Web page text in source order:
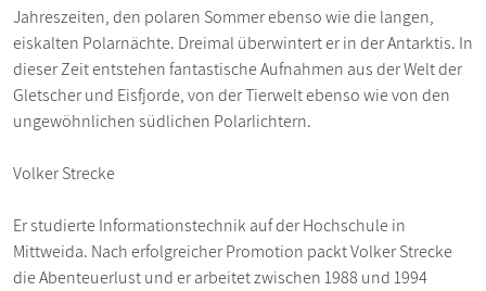
Jahreszeiten, den polaren Sommer ebenso wie die langen,
eiskalten Polarnächte. Dreimal überwintert er in der Antarktis. In
dieser Zeit entstehen fantastische Aufnahmen aus der Welt der
Gletscher und Eisfjorde, von der Tierwelt ebenso wie von den
ungewöhnlichen südlichen Polarlichtern.
Volker Strecke
Er studierte Informationstechnik auf der Hochschule in
Mittweida. Nach erfolgreicher Promotion packt Volker Strecke
die Abenteuerlust und er arbeitet zwischen 1988 und 1994